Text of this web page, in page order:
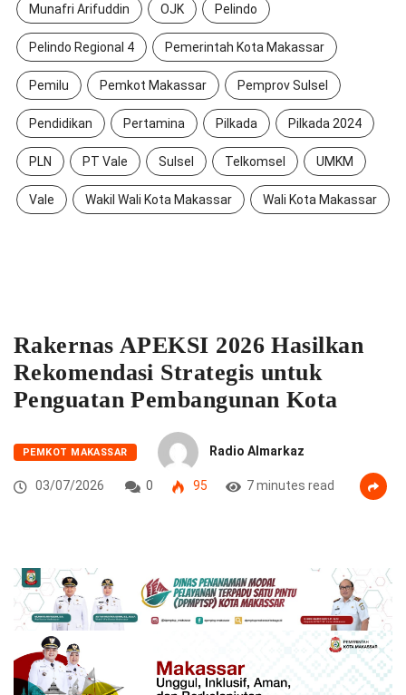
Munafri Arifuddin OJK Pelindo
Pelindo Regional 4 Pemerintah Kota Makassar
Pemilu Pemkot Makassar Pemprov Sulsel
Pendidikan Pertamina Pilkada Pilkada 2024
PLN PT Vale Sulsel Telkomsel UMKM
Vale Wakil Wali Kota Makassar Wali Kota Makassar
Rakernas APEKSI 2026 Hasilkan
Rekomendasi Strategis untuk
Penguatan Pembangunan Kota
PEMKOT MAKASSAR Radio Almarkaz
03/07/2026 0 95 7 minutes read